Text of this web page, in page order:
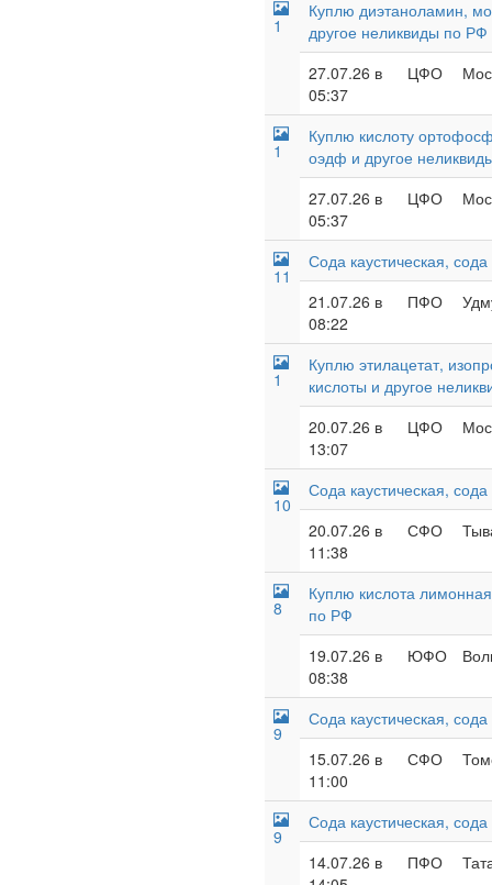
1
Куплю диэтаноламин,
другое неликвиды по РФ
27.07.26 в
05:37
ЦФО
1
Куплю кислоту
оэдф и другое
27.07.26 в
05:37
ЦФО
11
Сода каустическая,
21.07.26 в
08:22
ПФО
1
Куплю этилацетат,
кислоты и другое
20.07.26 в
13:07
ЦФО
10
Сода каустическая,
20.07.26 в
11:38
СФО
8
Куплю кислота
по РФ
19.07.26 в
08:38
ЮФО
9
Сода каустическая,
15.07.26 в
11:00
СФО
9
Сода каустическая,
14.07.26 в
ПФО